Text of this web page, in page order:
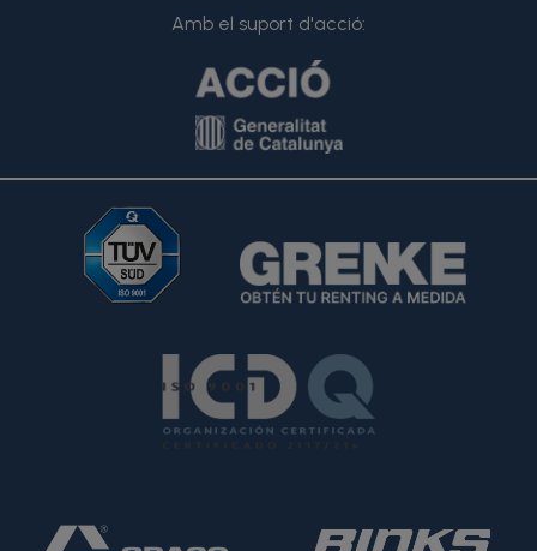
Amb el suport d'acció: